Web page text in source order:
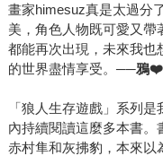
畫家himesuz真是太過分
美，角色人物既可愛又帶
都能再次出現，未來我也
的世界盡情享受。 ──鴉❤
「狼人生存遊戲」系列
內持續閱讀這麼多本書。
赤村隼和灰拂豹，本來以